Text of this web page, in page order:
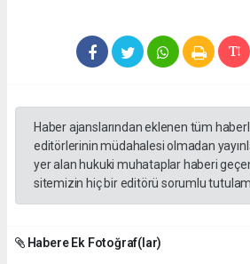
Haber ajanslarından eklenen tüm
editörlerinin müdahalesi olmadan
yer alan hukuki muhataplar haberi
sitemizin hiç bir editörü sorumlu
Habere Ek Fotoğraf(lar)